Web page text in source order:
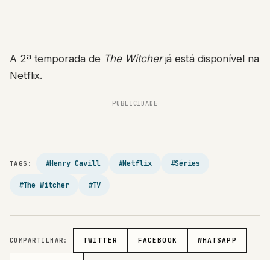
A 2ª temporada de The Witcherjá está disponível na
Netflix.
PUBLICIDADE
TAGS: #Henry Cavill #Netflix #Séries
#The Witcher #TV
COMPARTILHAR: TWITTER FACEBOOK WHATSAPP